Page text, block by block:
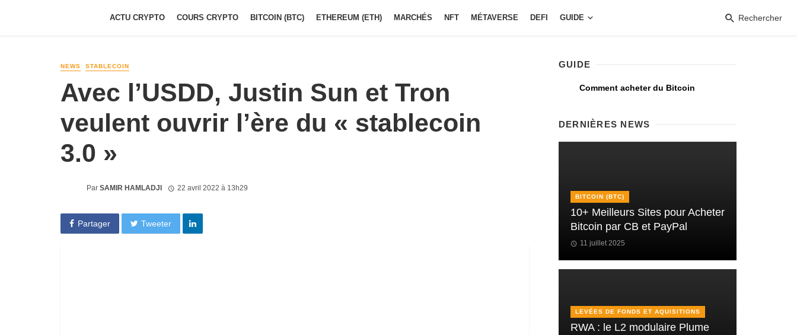
ACTU CRYPTO COURS CRYPTO BITCOIN (BTC) ETHEREUM (ETH) MARCHÉS NFT MÉTAVERSE DEFI GUIDE Rechercher
NEWS STABLECOIN
Avec l’USDD, Justin Sun et Tron
veulent ouvrir l’ère du « stablecoin
3.0 »
Par SAMIR HAMLADJI 22 avril 2022 à 13h29
Partager Tweeter
GUIDE
Comment acheter du Bitcoin
DERNIÈRES NEWS
BITCOIN (BTC)
10+ Meilleurs Sites pour Acheter
Bitcoin par CB et PayPal
11 juillet 2025
LEVÉES DE FONDS ET AQUISITIONS
RWA : le L2 modulaire Plume